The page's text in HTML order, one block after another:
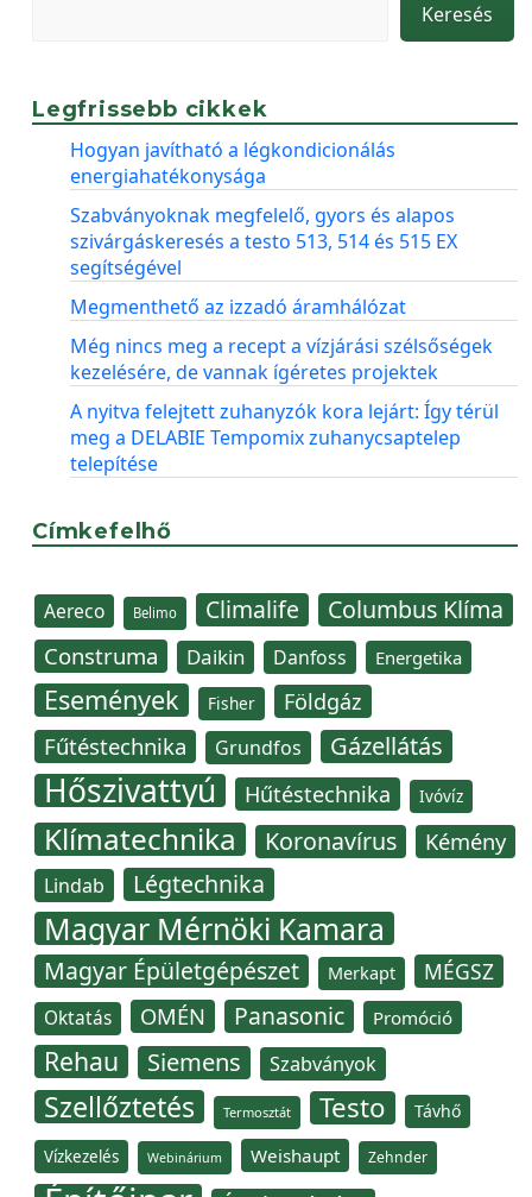
Keresés
Legfrissebb cikkek
Hogyan javítható a légkondicionálás
energiahatékonysága
Szabványoknak megfelelő, gyors és alapos
szivárgáskeresés a testo 513, 514 és 515 EX
segítségével
Megmenthető az izzadó áramhálózat
Még nincs meg a recept a vízjárási szélsőségek
kezelésére, de vannak ígéretes projektek
A nyitva felejtett zuhanyzók kora lejárt: Így térül
meg a DELABIE Tempomix zuhanycsaptelep
telepítése
Címkefelhő
Aereco Belimo Climalife Columbus Klíma
Construma Daikin Danfoss Energetika
Események Fisher Földgáz
Fűtéstechnika Grundfos Gázellátás
Hőszivattyú Hűtéstechnika Ivóvíz
Klímatechnika Koronavírus Kémény
Lindab Légtechnika
Magyar Mérnöki Kamara
Magyar Épületgépészet Merkapt MÉGSZ
Oktatás OMÉN Panasonic Promóció
Rehau Siemens Szabványok
Szellőztetés Termosztát Testo Távhő
Vízkezelés Webinárium Weishaupt Zehnder